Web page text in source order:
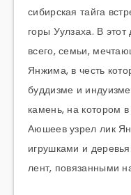
сибирская тайга
горы Уулзаха. В
всего, семьи,
Янжима, в честь
буддизме и
камень, на котором
Аюшеев узрел лик
игрушками и
лент, повязанными